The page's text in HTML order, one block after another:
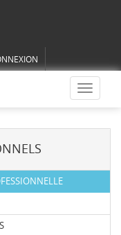
Toggle